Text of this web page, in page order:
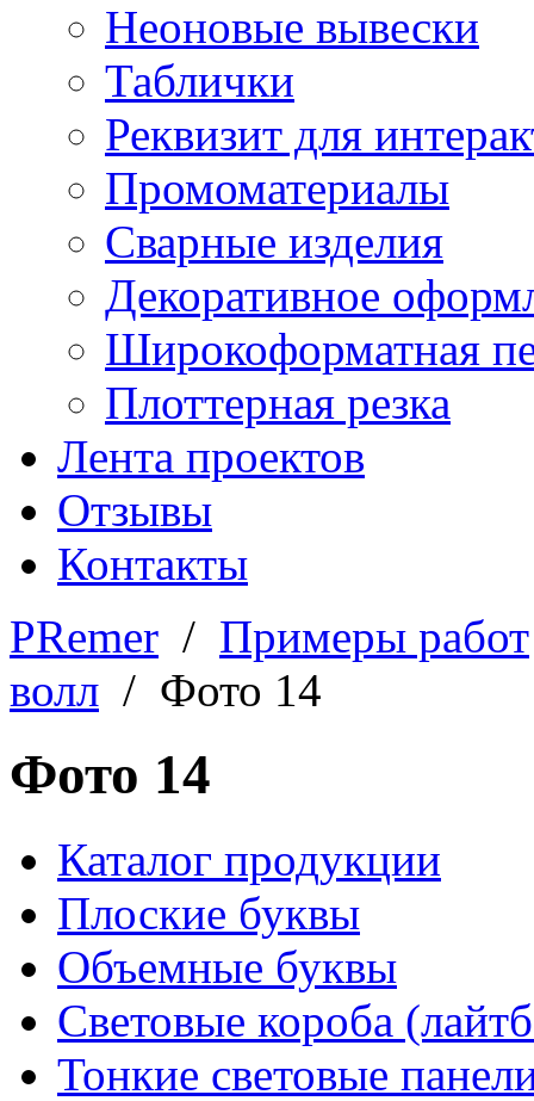
Неоновые вывески
Таблички
Реквизит для
Промоматериалы
Сварные изделия
Декоративное
Широкоформатная
Плоттерная резка
Лента проектов
Отзывы
Контакты
PRemer / Примеры работ
волл / Фото 14
Фото 14
Каталог продукции
Плоские буквы
Объемные буквы
Световые короба
Тонкие световые